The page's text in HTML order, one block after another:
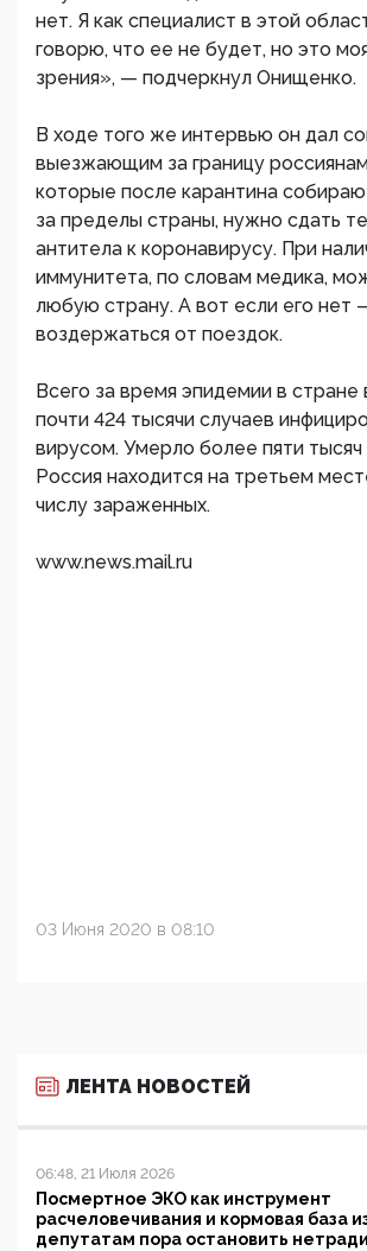
нет. Я как специалист в этой
говорю, что ее не будет, но это
зрения», — подчеркнул Онищенко.
В ходе того же интервью он дал
выезжающим за границу
которые после карантина
за пределы страны, нужно сдать
антитела к коронавирусу. При
иммунитета, по словам медика,
любую страну. А вот если его нет
воздержаться от поездок.
Всего за время эпидемии в стране
почти 424 тысячи случаев
вирусом. Умерло более пяти тысяч
Россия находится на третьем
числу зараженных.
www.news.mail.ru
03 Июня 2020 в 08:10
ЛЕНТА НОВОСТЕЙ
06:48, 21 Июля 2026
Посмертное ЭКО как инструмент
расчеловечивания и кормовая база
депутатам пора остановить